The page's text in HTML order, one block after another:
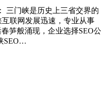
三门峡是历史上三省交界的
联网发展迅速，专业从事
笋般涌现，企业选择SEO公
SEO…